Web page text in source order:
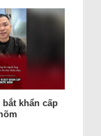
khẩn cấp